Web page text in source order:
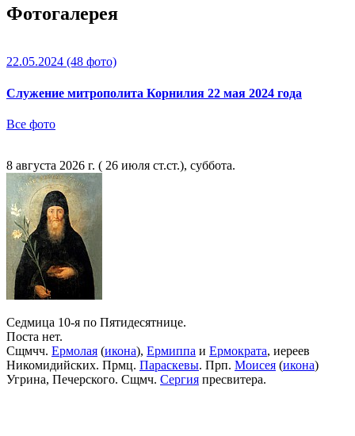
Фотогалерея
22.05.2024 (48 фото)
Служение митрополита Корнилия 22 мая 2024 года
Все фото
8 августа 2026 г. ( 26 июля ст.ст.), суббота.
Седмица 10-я по Пятидесятнице.
Поста нет.
Сщмчч. Ермолая (икона), Ермиппа и Ермократа, иереев
Никомидийских. Прмц. Параскевы. Прп. Моисея (икона)
Угрина, Печерского. Сщмч. Сергия пресвитера.